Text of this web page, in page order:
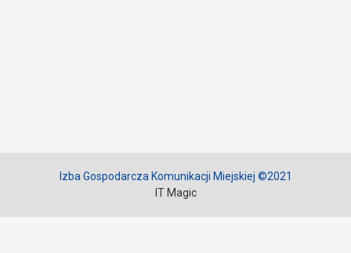
Izba Gospodarcza Komunikacji Miejskiej ©2021
IT Magic